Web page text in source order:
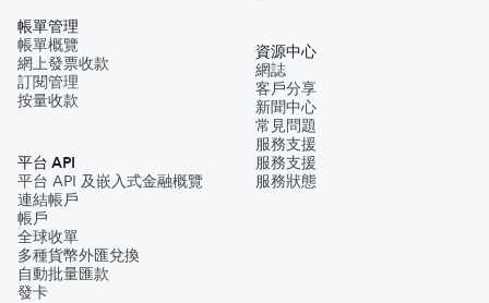
帳單管理
帳單概覽
網上發票收款
訂閱管理
按量收款
平台 API
平台 API 及嵌入式金融概覽
連結帳戶
帳戶
全球收單
多種貨幣外匯兌換
自動批量匯款
發卡
資源中心
網誌
客戶分享
新聞中心
常見問題
服務支援
服務支援
服務狀態